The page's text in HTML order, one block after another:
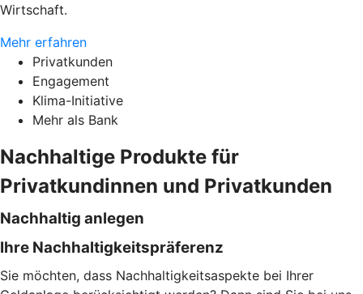
Wirtschaft.
Mehr erfahren
Privatkunden
Engagement
Klima-Initiative
Mehr als Bank
Nachhaltige Produkte für
Privatkundinnen und Privatkunden
Nachhaltig anlegen
Ihre Nachhaltigkeitspräferenz
Sie möchten, dass Nachhaltigkeitsaspekte bei Ihrer